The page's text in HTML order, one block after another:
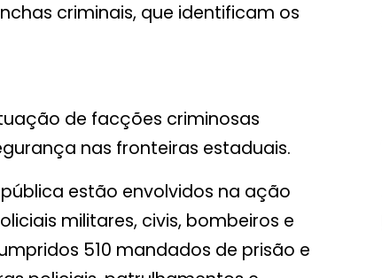
criminais, que identificam os
de facções criminosas
nas fronteiras estaduais.
estão envolvidos na ação
militares, civis, bombeiros e
510 mandados de prisão e